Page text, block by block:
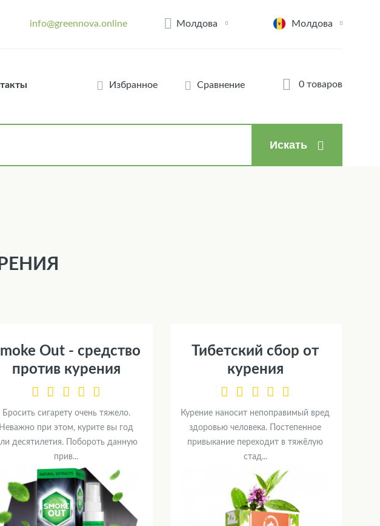
info@greennova.online Молдова Молдова
Избранное Сравнение 0 товаров
Искать
Out - средство
против курения
Бросить сигарету очень тяжело.
Неважно при этом, курите вы год
десятилетия. Побороть данную
прив...
Тибетский сбор от
курения
Курение наносит непоправимый вред
здоровью человека. Постепенное
привыкание переходит в тяжёлую
стад...